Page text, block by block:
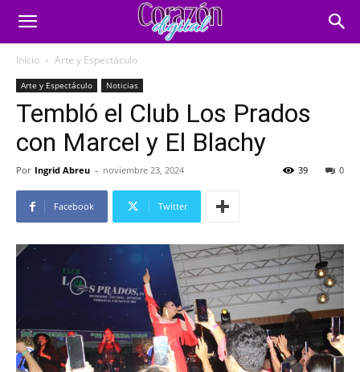
Inicio Arte y Espectáculo
Arte y Espectáculo Noticias
Tembló el Club Los Prados
con Marcel y El Blachy
Por Ingrid Abreu - noviembre 23, 2024 0
39
Facebook Twitter